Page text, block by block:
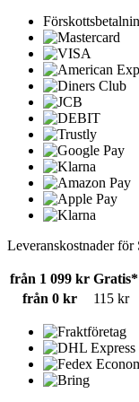
Leveranskostnader för
från 1 099 kr Gratis*
från 0 kr
115 kr